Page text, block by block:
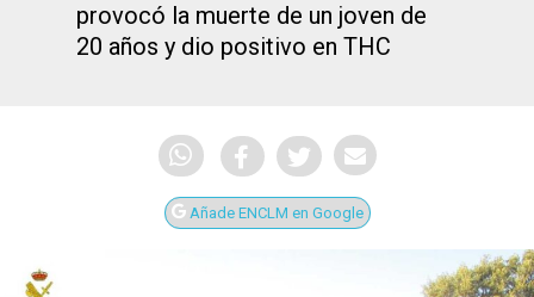
provocó la muerte de un joven de
20 años y dio positivo en THC
Añade ENCLM en Google